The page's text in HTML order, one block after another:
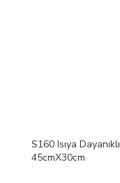
S160 Isıya
45cmX30cm